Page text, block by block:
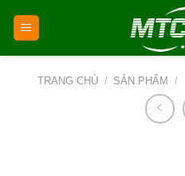
TRANG CHỦ / SẢN PHẨM /